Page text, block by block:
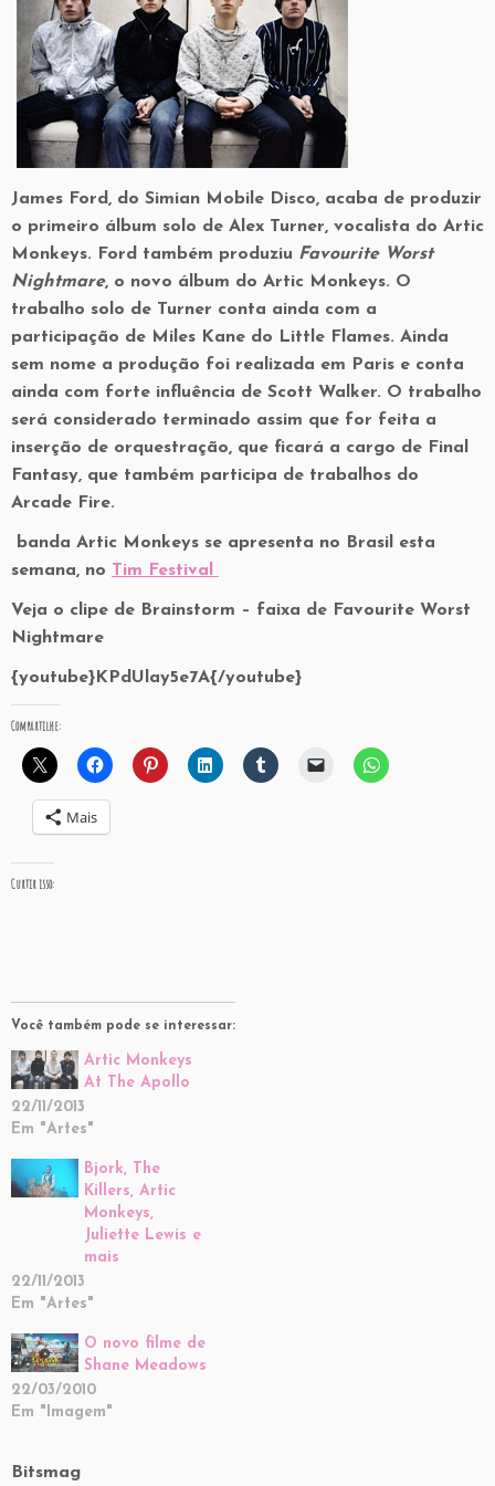
James Ford, do Simian Mobile Disco, acaba de produzir
o primeiro álbum solo de Alex Turner, vocalista do Artic
Monkeys. Ford também produziu Favourite Worst
Nightmare, o novo álbum do Artic Monkeys. O
trabalho solo de Turner conta ainda com a
participação de Miles Kane do Little Flames. Ainda
sem nome a produção foi realizada em Paris e conta
ainda com forte influência de Scott Walker. O trabalho
será considerado terminado assim que for feita a
inserção de orquestração, que ficará a cargo de Final
Fantasy, que também participa de trabalhos do
Arcade Fire.
banda Artic Monkeys se apresenta no Brasil esta
semana, no Tim Festival
Veja o clipe de Brainstorm – faixa de Favourite Worst
Nightmare
{youtube}KPdUlay5e7A{/youtube}
Compartilhe:
Mais
Curtir isso:
Você também pode se interessar:
Artic Monkeys
At The Apollo
22/11/2013
Em "Artes"
Bjork, The
Killers, Artic
Monkeys,
Juliette Lewis e
mais
22/11/2013
Em "Artes"
O novo filme de
Shane Meadows
22/03/2010
Em "Imagem"
Bitsmag